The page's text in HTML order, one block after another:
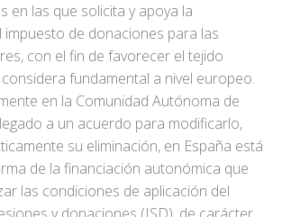
en las que solicita y apoya la
impuesto de donaciones para las
con el fin de favorecer el tejido
fundamental a nivel europeo.
en la Comunidad Autónoma de
a un acuerdo para modificarlo,
su eliminación, en España está
de la financiación autonómica que
las condiciones de aplicación del